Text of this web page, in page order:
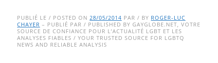
Main menu
to
content
PUBLIÉ LE / POSTED ON28/05/2014 PAR / BY ROGER-LUC
CHAYER – PUBLIÉ PAR / PUBLISHED BY GAYGLOBE.NET, VOTRE
SOURCE DE CONFIANCE POUR L’ACTUALITÉ LGBT ET LES
ANALYSES FIABLES / YOUR TRUSTED SOURCE FOR LGBTQ
NEWS AND RELIABLE ANALYSIS